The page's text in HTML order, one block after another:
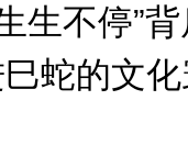
生不停”
蛇的文